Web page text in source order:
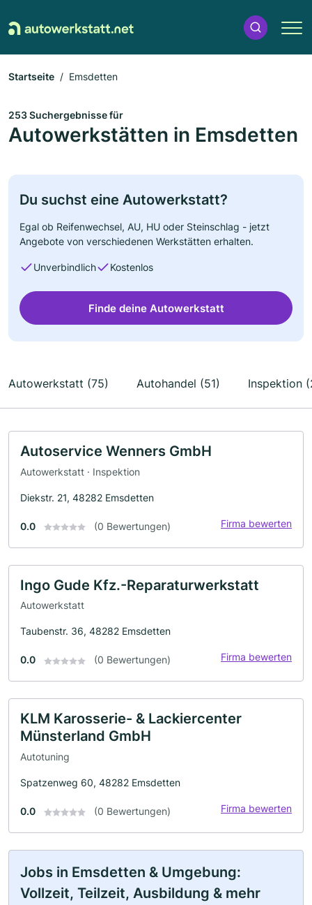
Startseite Emsdetten
253 Suchergebnisse für
Autowerkstätten in Emsdetten
Du suchst eine Autowerkstatt?
Egal ob Reifenwechsel, AU, HU oder Steinschlag - jetzt
Angebote von verschiedenen Werkstätten erhalten.
Unverbindlich Kostenlos
Finde deine Autowerkstatt
Autowerkstatt (75) Autohandel (51) Inspektion
Autoservice Wenners GmbH
Autowerkstatt · Inspektion
Diekstr. 21, 48282 Emsdetten
0.0 (0 Bewertungen) Firma bewerten
Ingo Gude Kfz.-Reparaturwerkstatt
Autowerkstatt
Taubenstr. 36, 48282 Emsdetten
0.0 (0 Bewertungen) Firma bewerten
KLM Karosserie- & Lackiercenter
Münsterland GmbH
Autotuning
Spatzenweg 60, 48282 Emsdetten
0.0 (0 Bewertungen) Firma bewerten
Jobs in Emsdetten & Umgebung:
Vollzeit, Teilzeit, Ausbildung & mehr